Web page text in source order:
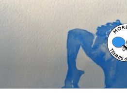
Aller